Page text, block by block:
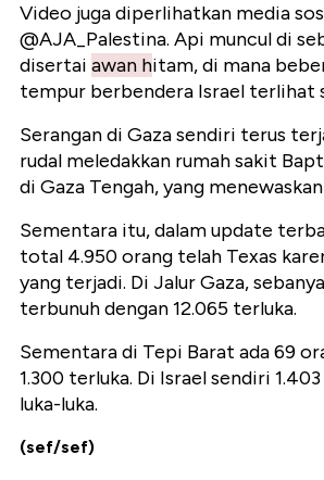
Video juga diperlihatkan media
@AJA_Palestina. Api muncul di
disertai awan hitam, di mana
tempur berbendera Israel terlihat
Serangan di Gaza sendiri terus
rudal meledakkan rumah sakit
di Gaza Tengah, yang
Sementara itu, dalam update
total 4.950 orang telah Texas
yang terjadi. Di Jalur Gaza,
terbunuh dengan 12.065 terluka.
Sementara di Tepi Barat ada 69
1.300 terluka. Di Israel sendiri
luka-luka.
(sef/sef)